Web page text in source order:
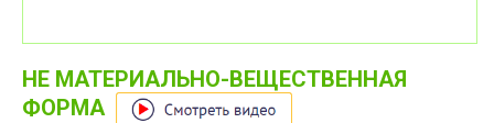
НЕ МАТЕРИАЛЬНО-ВЕЩЕСТВЕННАЯ
ФОРМА